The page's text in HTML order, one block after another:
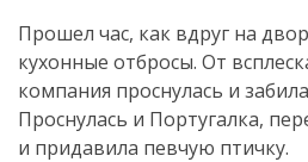
Прошел час, как вдруг на
кухонные отбросы. От
компания проснулась и
Проснулась и Португалка,
и придавила певчую птичку.